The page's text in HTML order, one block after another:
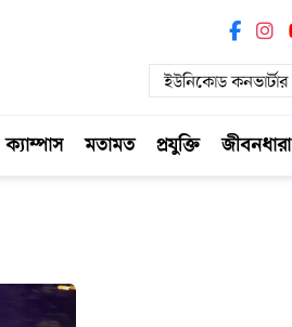
ইউনিকোড কনভার্টার
ক্যাম্পাস মতামত প্রযুক্তি জীবনধারা